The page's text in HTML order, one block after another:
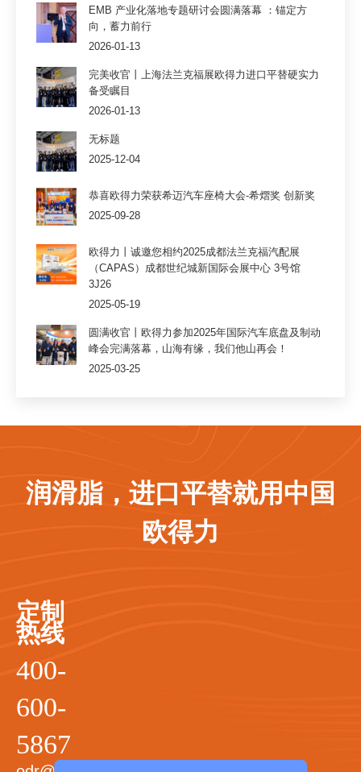
EMB 产业化落地专题研讨会圆满落幕 ：锚定方
向，蓄力前行
2026-01-13
完美收官丨上海法兰克福展欧得力进口平替硬实力
备受瞩目
2026-01-13
无标题
2025-12-04
恭喜欧得力荣获希迈汽车座椅大会-希熠奖 创新奖
2025-09-28
欧得力丨诚邀您相约2025成都法兰克福汽配展
（CAPAS）成都世纪城新国际会展中心 3号馆
3J26
2025-05-19
圆满收官丨欧得力参加2025年国际汽车底盘及制动
峰会完满落幕，山海有缘，我们他山再会！
2025-03-25
润滑脂，进口平替就用中国
欧得力
定制
热线
400-
600-
5867